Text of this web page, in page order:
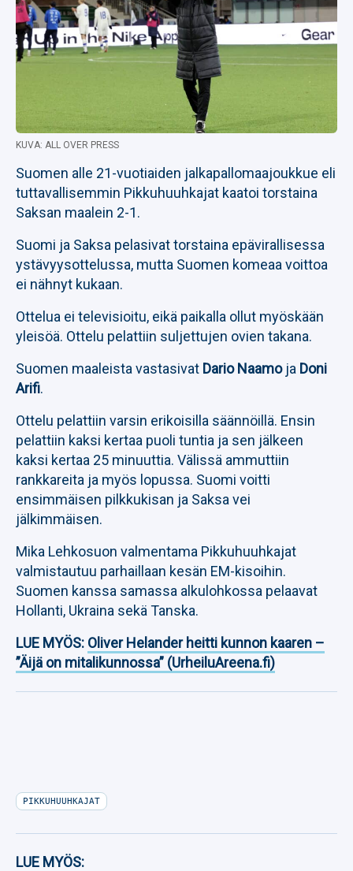
KUVA: ALL OVER PRESS
Suomen alle 21-vuotiaiden jalkapallomaajoukkue eli
tuttavallisemmin Pikkuhuuhkajat kaatoi torstaina
Saksan maalein 2-1.
Suomi ja Saksa pelasivat torstaina epävirallisessa
ystävyysottelussa, mutta Suomen komeaa voittoa
ei nähnyt kukaan.
Ottelua ei televisioitu, eikä paikalla ollut myöskään
yleisöä. Ottelu pelattiin suljettujen ovien takana.
Suomen maaleista vastasivat Dario Naamoja Doni
Arifi.
Ottelu pelattiin varsin erikoisilla säännöillä. Ensin
pelattiin kaksi kertaa puoli tuntia ja sen jälkeen
kaksi kertaa 25 minuuttia. Välissä ammuttiin
rankkareita ja myös lopussa. Suomi voitti
ensimmäisen pilkkukisan ja Saksa vei
jälkimmäisen.
Mika Lehkosuon valmentama Pikkuhuuhkajat
valmistautuu parhaillaan kesän EM-kisoihin.
Suomen kanssa samassa alkulohkossa pelaavat
Hollanti, Ukraina sekä Tanska.
LUE MYÖS: Oliver Helander heitti kunnon kaaren –
”Äijä on mitalikunnossa” (UrheiluAreena.fi)
PIKKUHUUHKAJAT
LUE MYÖS: